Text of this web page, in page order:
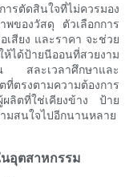
รตัดสินใจที่ไม่ควรมอง
ของวัสดุ ตัวเลือกการ
สียง และราคา จะช่วย
ด้ป้ายนีออนที่สวยงาม
ณ สละเวลาศึกษาและ
ที่ตรงตามความต้องการ
ลิตที่ใช่เคียงข้าง ป้าย
มสนใจไปอีกนานหลาย
อุตสาหกรรม